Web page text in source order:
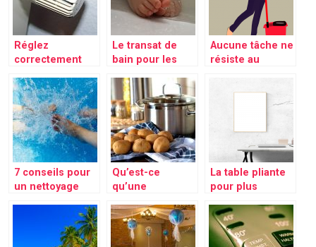
Réglez
correctement
température
pour faire des
économies
d’énergie!
Le transat de
bain pour les
Aucune tâche ne
résiste au
7 conseils pour
un nettoyage
Qu’est-ce
qu’une
La table pliante
pour plus